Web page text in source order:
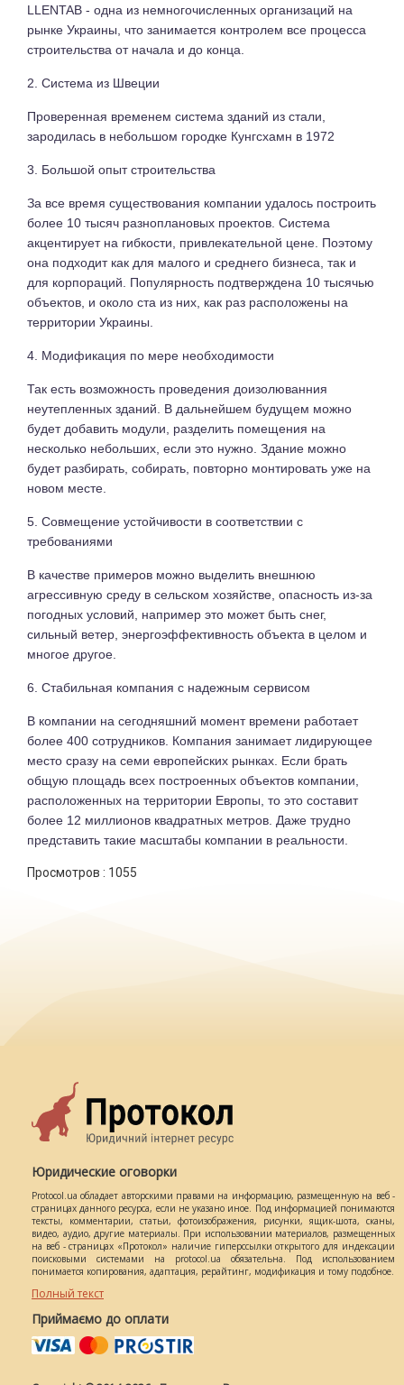
LLENTAB - одна из немногочисленных организаций на
рынке Украины, что занимается контролем все процесса
строительства от начала и до конца.
2. Система из Швеции
Проверенная временем система зданий из стали,
зародилась в небольшом городке Кунгсхамн в 1972
3. Большой опыт строительства
За все время существования компании удалось построить
более 10 тысяч разноплановых проектов. Система
акцентирует на гибкости, привлекательной цене. Поэтому
она подходит как для малого и среднего бизнеса, так и
для корпораций. Популярность подтверждена 10 тысячью
объектов, и около ста из них, как раз расположены на
территории Украины.
4. Модификация по мере необходимости
Так есть возможность проведения доизолюванния
неутепленных зданий. В дальнейшем будущем можно
будет добавить модули, разделить помещения на
несколько небольших, если это нужно. Здание можно
будет разбирать, собирать, повторно монтировать уже на
новом месте.
5. Совмещение устойчивости в соответствии с
требованиями
В качестве примеров можно выделить внешнюю
агрессивную среду в сельском хозяйстве, опасность из-за
погодных условий, например это может быть снег,
сильный ветер, энергоэффективность объекта в целом и
многое другое.
6. Стабильная компания с надежным сервисом
В компании на сегодняшний момент времени работает
более 400 сотрудников. Компания занимает лидирующее
место сразу на семи европейских рынках. Если брать
общую площадь всех построенных объектов компании,
расположенных на территории Европы, то это составит
более 12 миллионов квадратных метров. Даже трудно
представить такие масштабы компании в реальности.
Просмотров : 1055
Юридические оговорки
Protocol.ua обладает авторскими правами на информацию, размещенную на веб -
страницах данного ресурса, если не указано иное. Под информацией понимаются
тексты, комментарии, статьи, фотоизображения, рисунки, ящик-шота, сканы,
видео, аудио, другие материалы. При использовании материалов, размещенных
на веб - страницах «Протокол» наличие гиперссылки открытого для индексации
поисковыми системами на protocol.ua обязательна. Под использованием
понимается копирования, адаптация, рерайтинг, модификация и тому подобное.
Полный текст
Приймаємо до оплати